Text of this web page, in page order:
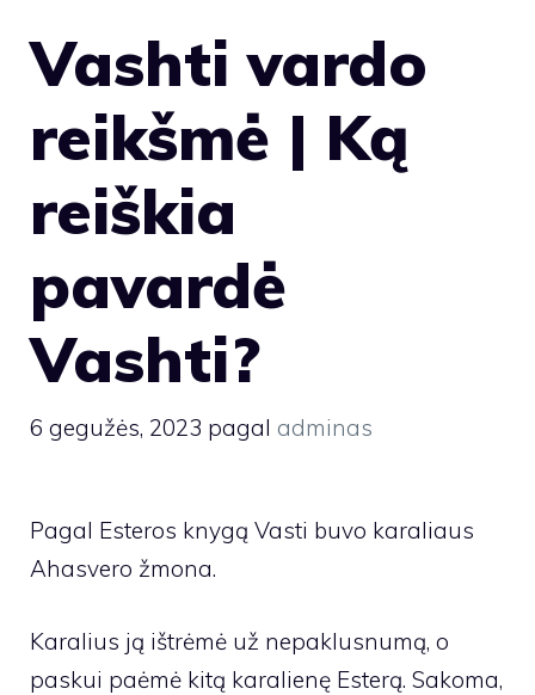
Vashti vardo
reikšmė | Ką
reiškia
pavardė
Vashti?
6 gegužės, 2023 pagal adminas
Pagal Esteros knygą Vasti buvo karaliaus
Ahasvero žmona.
Karalius ją ištrėmė už nepaklusnumą, o
paskui paėmė kitą karalienę Esterą. Sakoma,